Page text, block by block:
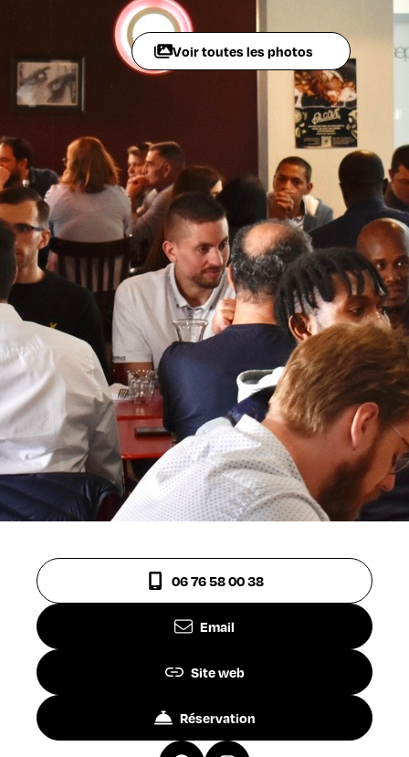
Voir toutes les photos
06 76 58 00 38
Email
Site web
Réservation